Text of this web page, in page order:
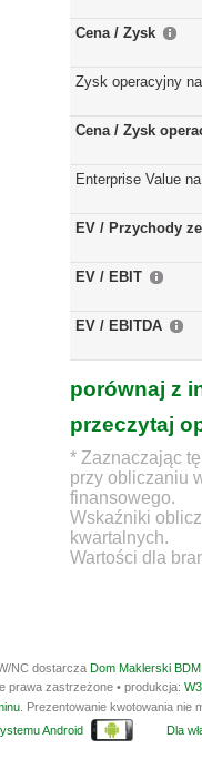
Cena / Zysk
Zysk operacyjny
Cena / Zysk
Enterprise Value
EV / Przychody
EV / EBIT
EV / EBITDA
porównaj z
przeczytaj
* Zaznaczając
przy obliczaniu
finansowego.
Wskaźniki
kwartalnych.
Wartości dla
NC dostarcza Dom Maklerski
prawa zastrzeżone • produkcja:
. Prezentowanie kwotowania
Android Dla